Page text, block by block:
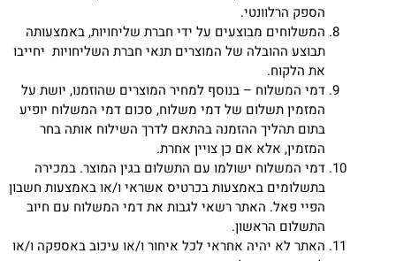
הספק הרלוונטי.
המשלוחים מבוצעים על ידי חברת שליחויות, באמצעותה
תבוצע ההובלה של המוצרים תנאי חברת השליחויות יחייבו
את הלקוח.
דמי המשלוח – בנוסף למחיר המוצרים שהוזמנו, יושת על
המזמין תשלום של דמי משלוח, סכום דמי המשלוח יופיע
בתום תהליך ההזמנה בהתאם לדרך השילוח אותה בחר
המזמין, אלא אם כן צויין אחרת.
דמי המשלוח ישולמו עם התשלום בגין המוצר. במכירה
בתשלומים באמצעות בכרטיס אשראי ו/או באמצעות חשבון
הפיי פאל. האתר רשאי לגבות את דמי המשלוח עם חיוב
התשלום הראשון.
האתר לא יהיה אחראי לכל איחור ו/או עיכוב באספקה ו/או